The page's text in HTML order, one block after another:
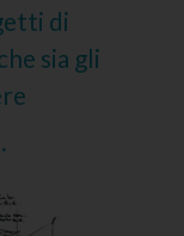
di
sia gli